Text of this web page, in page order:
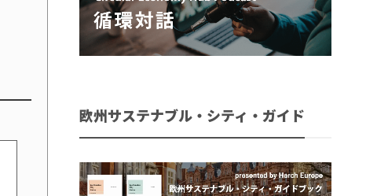
欧州サステナブル・シティ・ガイド